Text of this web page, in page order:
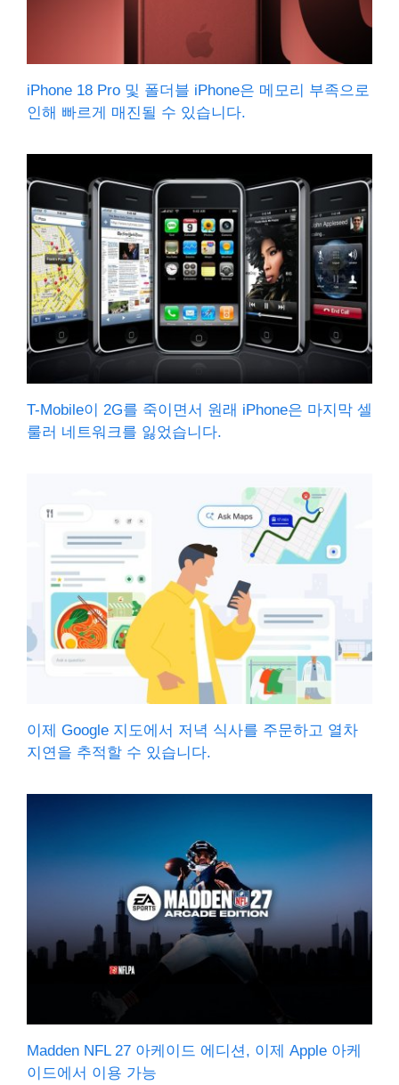
iPhone 18 Pro 및 폴더블 iPhone은 메모리 부족으로
인해 빠르게 매진될 수 있습니다.
T-Mobile이 2G를 죽이면서 원래 iPhone은 마지막 셀
룰러 네트워크를 잃었습니다.
이제 Google 지도에서 저녁 식사를 주문하고 열차
지연을 추적할 수 있습니다.
Madden NFL 27 아케이드 에디션, 이제 Apple 아케
이드에서 이용 가능